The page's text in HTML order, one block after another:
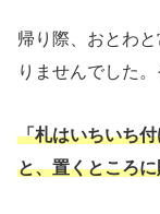
帰り際、おとわ
りませんでした
「札はいちいち
と、置くところ